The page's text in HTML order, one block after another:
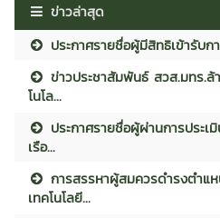
ข่าวล่าสุด
ประกาศรายชื่อผู้มีสิทธิเข้ารับก
ข่าวประชาสัมพันธ์ สวส.มทร.
โนโล...
ประกาศรายชื่อผู้ผ่านการประเ
เรือ...
การสรรหาผู้สมควรดำรงตำแ
เทคโนโลยี...